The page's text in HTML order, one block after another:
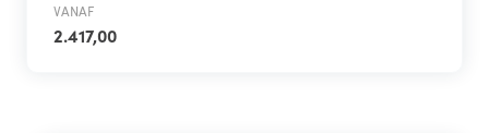
VANAF
2.417,00